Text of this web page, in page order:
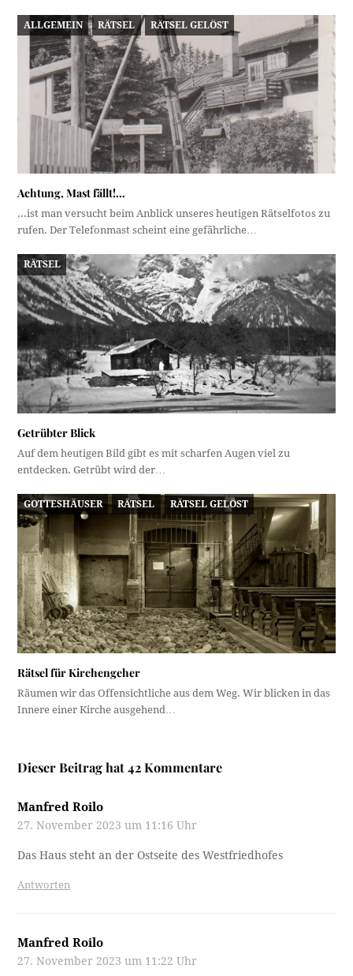
ALLGEMEIN RÄTSEL RÄTSEL GELÖST
Achtung, Mast fällt!…
...ist man versucht beim Anblick unseres heutigen Rätselfotos zu
rufen. Der Telefonmast scheint eine gefährliche…
RÄTSEL
Getrübter Blick
Auf dem heutigen Bild gibt es mit scharfen Augen viel zu
entdecken. Getrübt wird der…
GOTTESHÄUSER RÄTSEL RÄTSEL GELÖST
Rätsel für Kirchengeher
Räumen wir das Offensichtliche aus dem Weg. Wir blicken in das
Innere einer Kirche ausgehend…
Dieser Beitrag hat 42 Kommentare
Manfred Roilo
27. November 2023 um 11:16 Uhr
Das Haus steht an der Ostseite des Westfriedhofes
Antworten
Manfred Roilo
27. November 2023 um 11:22 Uhr